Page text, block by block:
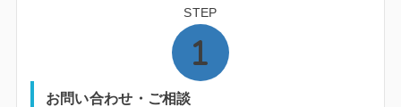
STEP
お問い合わせ・ご相談